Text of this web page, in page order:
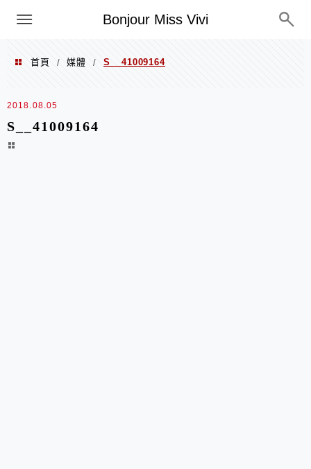
Bonjour Miss Vivi
選單
首頁 / 媒體 / S__41009164
2018.08.05
S__41009164